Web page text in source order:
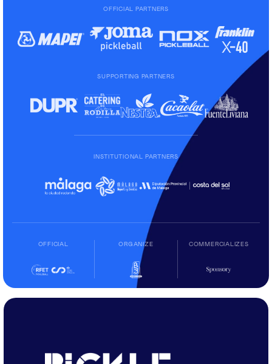
OFFICIAL PARTNERS
SUPPORTING PARTNERS
INSTITUTIONAL PARTNERS
OFFICIAL ORGANIZE COMMERCIALIZES